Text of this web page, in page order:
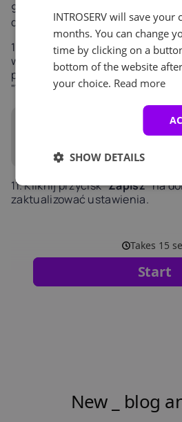
9. Jeśli obie metody się nie
do supportu.
10. Postępuj zgodnie z
weryfikacji, które się pojawią. Po
potwierdzeniu wyświetli się
"Telefon zweryfikowany".
11. Kliknij przycisk "Zapisz" na
zaktualizować ustawienia.
INTROSERV will save your
months. You can change
time by clicking on a
bottom of the website
your choice. Read more
SHOW DETAILS